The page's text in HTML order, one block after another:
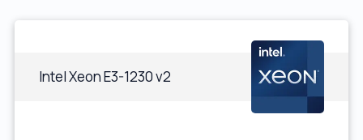
Intel Xeon E3-1230 v2